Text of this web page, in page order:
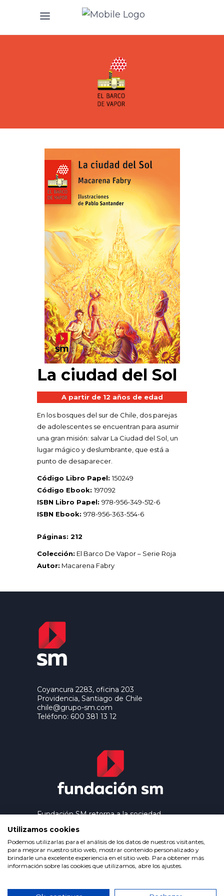
La ciudad del Sol
A partir de 12 años de edad
En los bosques del sur de Chile, dos parejas
de adolescentes se encuentran para asumir
una gran misión: salvar La Ciudad del Sol, un
lugar mágico y deslumbrante, que está a
punto de desaparecer.
Código Libro Papel:150249
Código Ebook:197092
ISBN Libro Papel: 978-956-349-512-6
ISBN Ebook: 978-956-363-554-6
Páginas: 212
Colección: El Barco De Vapor – Serie Roja
Autor: Macarena Fabry
Coyancura 2283, oficina 203
Providencia, Santiago de Chile
chile@grupo-sm.com
Teléfono: 600 381 13 12
Fundación SM retorna a la sociedad
editorial de Ediciones SM, contribuyendo
así a extender la cultura y la educación a
los grupos más desfavorecidos.
Condiciones de uso
Utilizamos cookies
Podemos utilizarlas para el análisis de los datos de nuestros visitantes,
para mejorar nuestro sitio web, mostrar contenido personalizado y
brindarle una excelente experiencia en el sitio web. Para obtener más
información sobre las cookies que utilizamos, abre los ajustes.